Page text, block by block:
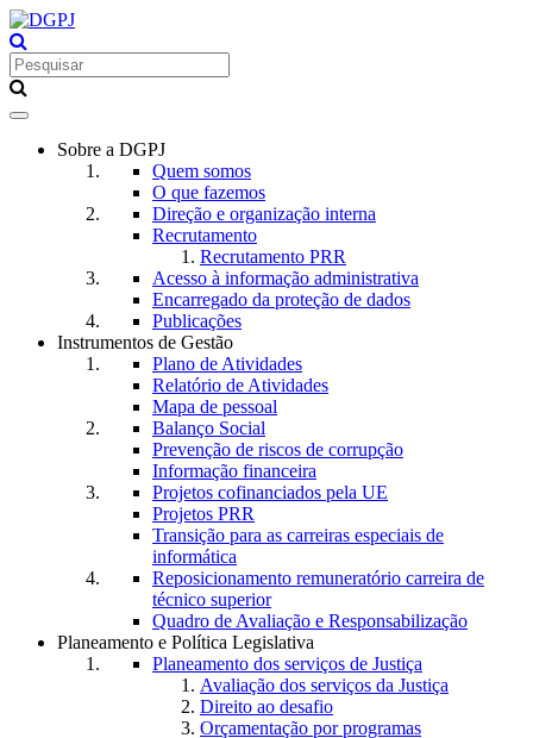
Toggle
navigationSobre a DGPJ
Quem somos
O que fazemos
Direção e organização interna
Recrutamento
Recrutamento PRR
Acesso à informação administrativa
Encarregado da proteção de dados
Publicações
Instrumentos de Gestão
Plano de Atividades
Relatório de Atividades
Mapa de pessoal
Balanço Social
Prevenção de riscos de corrupção
Informação financeira
Projetos cofinanciados pela UE
Projetos PRR
Transição para as carreiras especiais de
informática
Reposicionamento remuneratório carreira de
técnico superior
Quadro de Avaliação e Responsabilização
Planeamento e Política Legislativa
Planeamento dos serviços de Justiça
Avaliação dos serviços da Justiça
Direito ao desafio
Orçamentação por programas